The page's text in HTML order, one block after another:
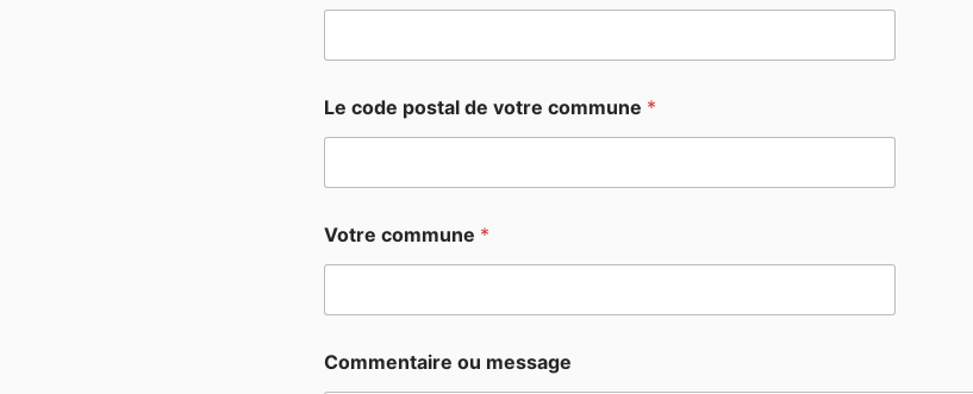
Le code postal de votre commune *
Votre commune *
Commentaire ou message